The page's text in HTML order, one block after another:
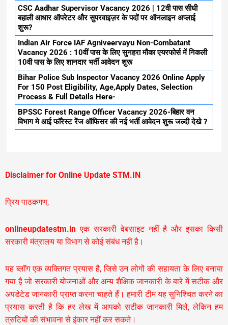
CSC Aadhar Supervisor Vacancy 2026 | 12वी पास सीधी
बहाली आधार ऑपरेटर और सुपरवाइज़र के पदों पर ऑनलाइन अप्लाई
शुरू?
Indian Air Force IAF Agniveervayu Non-Combatant
Vacancy 2026 : 10वीं पास के लिए सुनहरा मौका एयरफोर्स में निकली
10वी पास के लिए शानदार भर्ती आवेदन शुरू
Bihar Police Sub Inspector Vacancy 2026 Online Apply
For 150 Post Eligibility, Age,Apply Dates, Selection
Process & Full Details Here-
BPSSC Forest Range Officer Vacancy 2026-बिहार वन
विभाग मे आई फॉरेस्ट रेंज ऑफिसर की नई भर्ती आवेदन शुरू जल्दी देखे ?
Disclaimer for Online Update STM.IN
प्रिय पाठकगण,
onlineupdatestm.in एक सरकारी वेबसाइट नहीं है और इसका किसी
सरकारी मंत्रालय या विभाग से कोई संबंध नहीं है।
यह ब्लॉग एक व्यक्तिगत प्रयास है, जिसे उन लोगों की सहायता के लिए बनाया
गया है जो सरकारी योजनाओं और अन्य शैक्षिक जानकारी के बारे में सटीक और
अपडेटेड जानकारी प्राप्त करना चाहते हैं। हमारी टीम यह सुनिश्चित करने का
प्रयास करती है कि हर लेख में आपको सटीक जानकारी मिले, लेकिन हम
त्रुटियों की संभावना से इंकार नहीं कर सकते।